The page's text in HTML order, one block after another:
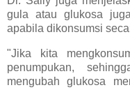
gula atau glukosa
apabila dikonsumsi
"Jika kita
penumpukan,
mengubah glukosa